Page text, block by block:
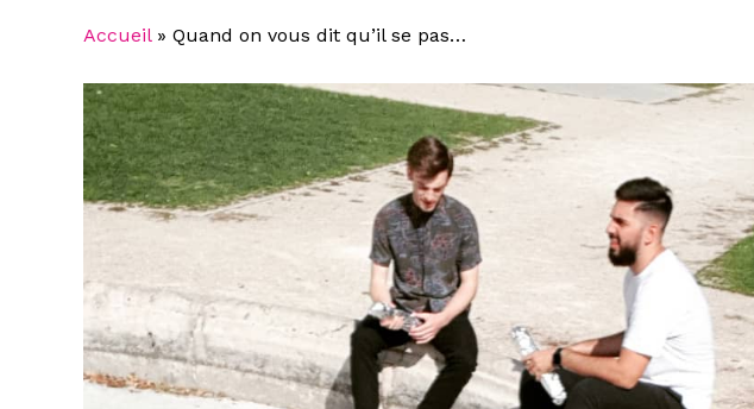
Accueil» Quand on vous dit qu’il se pas…